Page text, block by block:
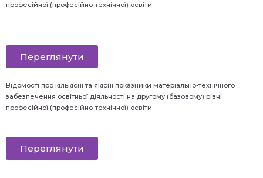
професійної (професійно-технічної) освіти
Переглянути
Відомості про кількісні та якісні показники матеріально-технічного
забезпечення освітньої діяльності на другому (базовому) рівні
професійної (професійно-технічної) освіти
Переглянути